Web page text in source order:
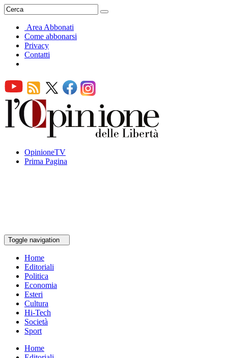
Area Abbonati
Come abbonarsi
Privacy
Contatti
OpinioneTV
Prima Pagina
Toggle navigation
Home
Editoriali
Politica
Economia
Esteri
Cultura
Hi-Tech
Società
Sport
Home